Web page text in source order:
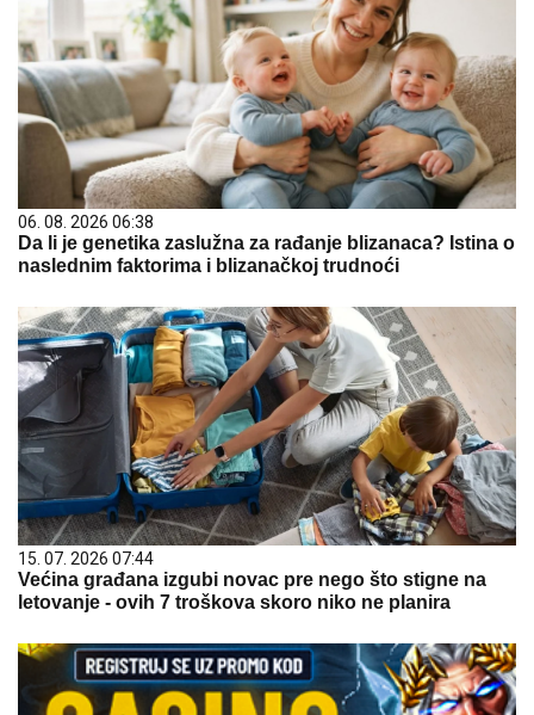
06. 08. 2026 06:38
Da li je genetika zaslužna za rađanje blizanaca? Istina o
naslednim faktorima i blizanačkoj trudnoći
15. 07. 2026 07:44
Većina građana izgubi novac pre nego što stigne na
letovanje - ovih 7 troškova skoro niko ne planira